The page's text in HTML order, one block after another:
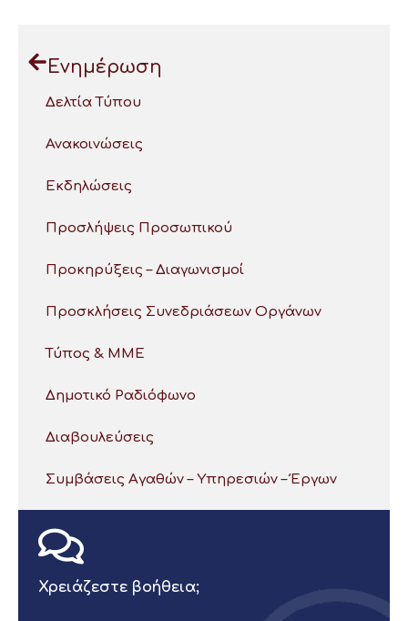
Ενημέρωση
Δελτία Τύπου
Ανακοινώσεις
Εκδηλώσεις
Προσλήψεις Προσωπικού
Προκηρύξεις – Διαγωνισμοί
Προσκλήσεις Συνεδριάσεων Οργάνων
Τύπος & ΜΜΕ
Δημοτικό Ραδιόφωνο
Διαβουλεύσεις
Συμβάσεις Αγαθών – Υπηρεσιών – Έργων
Χρειάζεστε βοήθεια;